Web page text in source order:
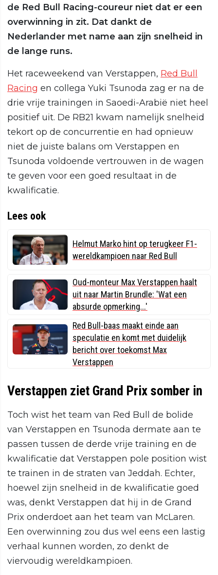
de Red Bull Racing-coureur niet dat er een
overwinning in zit. Dat dankt de
Nederlander met name aan zijn snelheid in
de lange runs.
Het raceweekend van Verstappen, Red Bull
Racing en collega Yuki Tsunoda zag er na de
drie vrije trainingen in Saoedi-Arabië niet heel
positief uit. De RB21 kwam namelijk snelheid
tekort op de concurrentie en had opnieuw
niet de juiste balans om Verstappen en
Tsunoda voldoende vertrouwen in de wagen
te geven voor een goed resultaat in de
kwalificatie.
Lees ook
Helmut Marko hint op terugkeer F1-
wereldkampioen naar Red Bull
Oud-monteur Max Verstappen haalt
uit naar Martin Brundle: 'Wat een
absurde opmerking...'
Red Bull-baas maakt einde aan
speculatie en komt met duidelijk
bericht over toekomst Max
Verstappen
Verstappen ziet Grand Prix somber in
Toch wist het team van Red Bull de bolide
van Verstappen en Tsunoda dermate aan te
passen tussen de derde vrije training en de
kwalificatie dat Verstappen pole position wist
te trainen in de straten van Jeddah. Echter,
hoewel zijn snelheid in de kwalificatie goed
was, denkt Verstappen dat hij in de Grand
Prix onderdoet aan het team van McLaren.
Een overwinning zou dus wel eens een lastig
verhaal kunnen worden, zo denkt de
viervoudig wereldkampioen.